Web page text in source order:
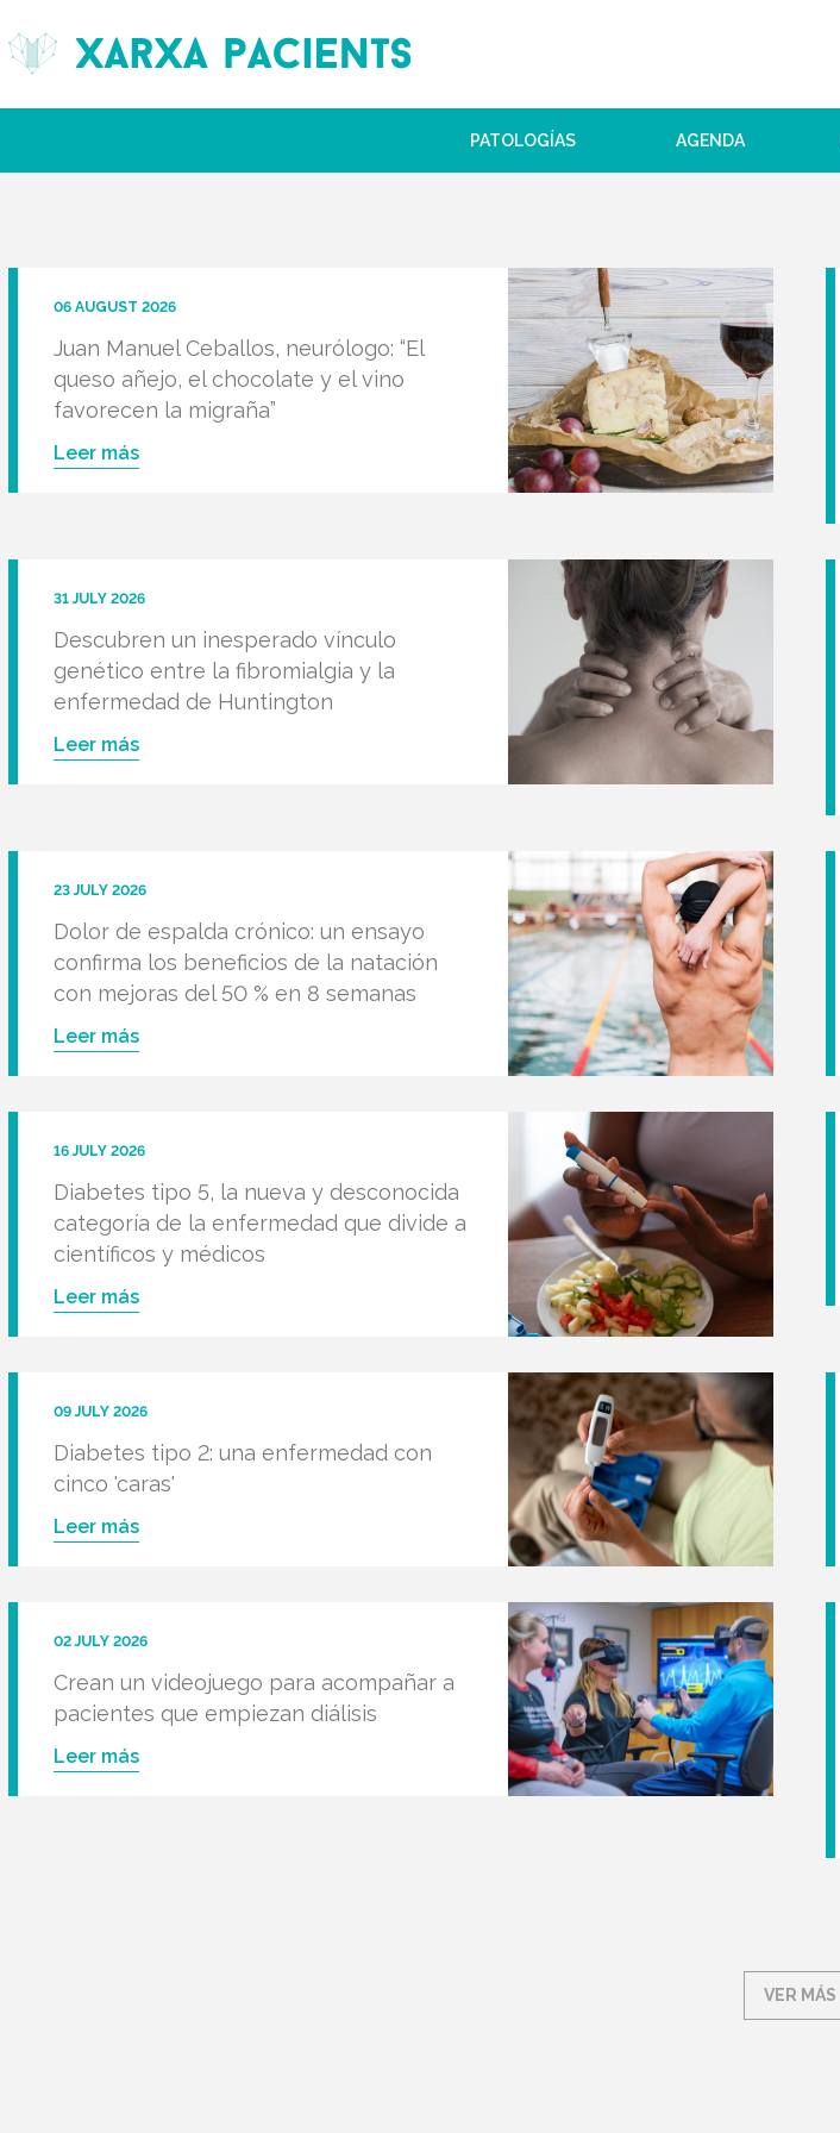
PATOLOGÍAS AGENDA
06 AUGUST 2026
Juan Manuel Ceballos, neurólogo: “El
queso añejo, el chocolate y el vino
favorecen la migraña”
Leer más
31 JULY 2026
Descubren un inesperado vínculo
genético entre la fibromialgia y la
enfermedad de Huntington
Leer más
23 JULY 2026
Dolor de espalda crónico: un ensayo
confirma los beneficios de la natación
con mejoras del 50 % en 8 semanas
Leer más
16 JULY 2026
Diabetes tipo 5, la nueva y desconocida
categoría de la enfermedad que divide a
científicos y médicos
Leer más
09 JULY 2026
Diabetes tipo 2: una enfermedad con
cinco 'caras'
Leer más
02 JULY 2026
Crean un videojuego para acompañar a
pacientes que empiezan diálisis
Leer más
VER MÁS